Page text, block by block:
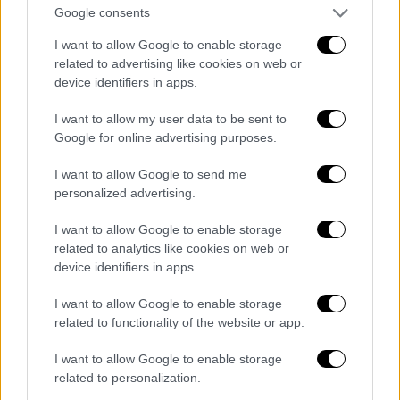
Google consents
I want to allow Google to enable storage
related to advertising like cookies on web or
device identifiers in apps.
I want to allow my user data to be sent to
Google for online advertising purposes.
I want to allow Google to send me
personalized advertising.
I want to allow Google to enable storage
related to analytics like cookies on web or
device identifiers in apps.
I want to allow Google to enable storage
related to functionality of the website or app.
I want to allow Google to enable storage
related to personalization.
διενέργεια εργασιών χωρίς την παρουσία
κοινού στις ιδιωτικές επιχειρήσεις που
περιλαμβάνονται στους ΚΑΔ του κατωτέρω
Πίνακα. Επιχειρήσεις που έχουν πολλαπλές
δραστηριότητες συνεχίζουν τη λειτουργία
τους ως προς δραστηριότητες που δεν
καταλαμβάνονται από τους ΚΑΔ του
παρακάτω Πίνακα. Σε περίπτωση
τετραψήφιου ΚΑΔ συμπεριλαμβάνονται όλες
οι υποκατηγορίες πενταψήφιων, εξαψήφιων
και οκταψήφιων. Σε περίπτωση
πενταψήφιου συμπεριλαμβάνονται όλες οι
κατηγορίες εξαψήφιων και οκταψήφιων. Σε
περίπτωση εξαψήφιου συμπεριλαμβάνονται
όλες οι κατηγορίες οκταψήφιων.
ΠΕΡΙΓΡΑΦΗ